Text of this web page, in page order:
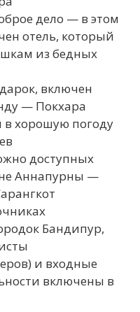
дело — в этом
отель, который
из бедных
включен
— Покхара
в хорошую погоду
доступных
Аннапурны —
Бандипур,
и входные
включены в